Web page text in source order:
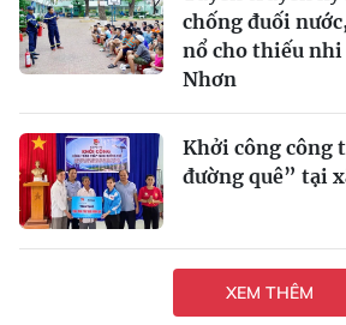
chống đuối
nổ cho thiếu nhi
Nhơn
Khởi công công
đường quê” tại
XEM THÊM